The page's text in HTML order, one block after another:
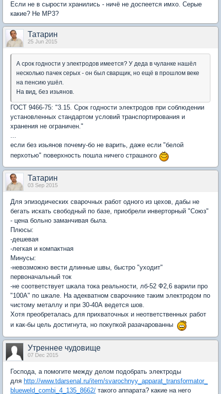
Если не в сырости хранились - ничё не доспеется имхо. Серые
какие? Не МР3?
Татарин
25 Jun 2015
А срок годности у электродов имеется? У деда в чуланке нашёл
несколько пачек серых - он был сварщик, но ещё в прошлом веке
на пенсию ушёл.
На вид, без изьянов.
ГОСТ 9466-75: "3.15. Срок годности электродов при соблюдении
установленных стандартом условий транспортирования и
хранения не ограничен."
...
если без изьянов почему-бо не варить, даже если "белой
перхотью" поверхность пошла ничего страшного
Татарин
03 Sep 2015
Для эпизодических сварочных работ одного из цехов, дабы не
бегать искать свободный по базе, приобрели инверторный "Союз"
- цена больно заманчивая была.
Плюсы:
-дешевая
-легкая и компактная
Минусы:
-невозможно вести длинные швы, быстро "уходит"
первоначальный ток
-не соответствует шкала тока реальности, лб-52 Ф2,6 варили про
"100А" по шкале. На адекватном сварочнике таким электродом по
чистому металлу и при 30-40А ведется шов.
Хотя преобреталась для прихваточных и неответственных работ
и как-бы цель достигнута, но покупкой разачарованны
Утреннее чудовище
07 Dec 2015
Господа, а помогите между делом подобрать электроды
для http://www.tdarsenal.ru/item/svarochnyy_apparat_transformator_
blueweld_combi_4_135_8662/ такого аппарата? какие на него